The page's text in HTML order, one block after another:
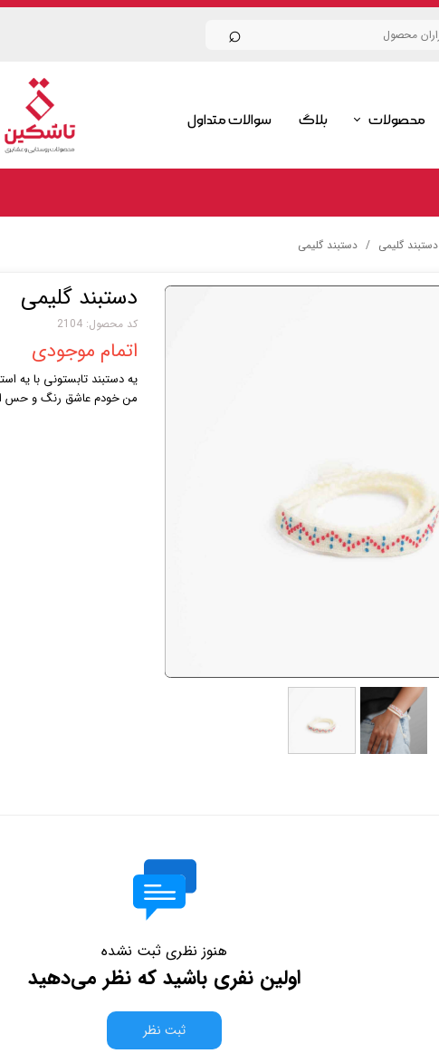
محصولات
گلیم
ست گلیمی
بلاگ سوالات متداول
⌕
دستبند گلیمی دستبند گلیمی
دستبند گلیمی
کد محصول: 2104
اتمام موجودی
یه دستبند تابستونی با یه
من خودم عاشق رنگ و حس
هنوز نظری ثبت نشده
اولین نفری باشید که نظر می‌دهید
ثبت نظر